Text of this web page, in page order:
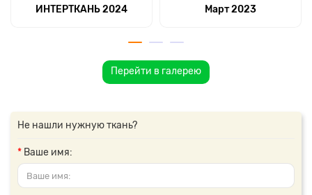
ИНТЕРТКАНЬ 2024 Март 2023
Перейти в галерею
Не нашли нужную ткань?
Ваше имя: